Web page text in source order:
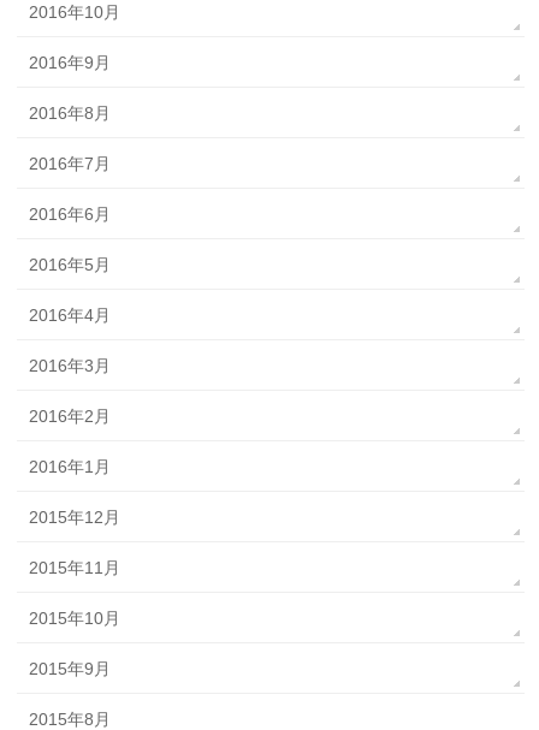
2016年10月
2016年9月
2016年8月
2016年7月
2016年6月
2016年5月
2016年4月
2016年3月
2016年2月
2016年1月
2015年12月
2015年11月
2015年10月
2015年9月
2015年8月